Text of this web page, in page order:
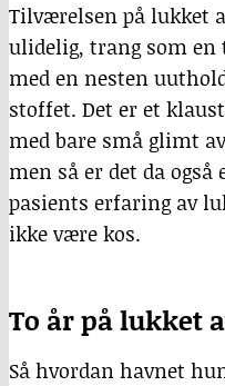
Tilværelsen på lukket
ulidelig, trang som en
med en nesten
stoffet. Det er et
med bare små glimt
men så er det da
pasients erfaring av
ikke være kos.
To år på lukket
Så hvordan havnet